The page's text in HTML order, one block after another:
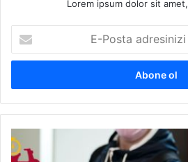
Lorem ipsum dolor sit
Posta
adresinizi
Roket
Paket